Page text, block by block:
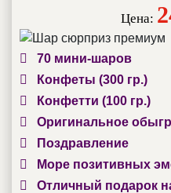
Цена:
70 мини-шаров
Конфеты (300 гр.)
Конфетти (100 гр.)
Оригинальное
Поздравление
Море позитивных
Отличный подарок